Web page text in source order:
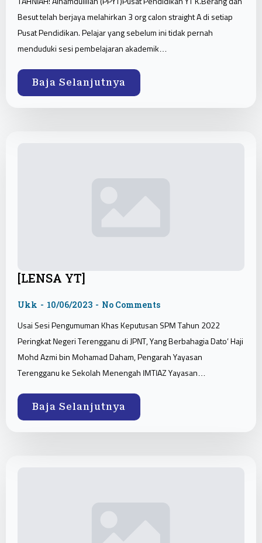
Besut telah berjaya melahirkan 3 org calon straight A di setiap
Pusat Pendidikan. Pelajar yang sebelum ini tidak pernah
menduduki sesi pembelajaran akademik…
Baja Selanjutnya
[LENSA YT]
Ukk 10/06/2023 No Comments
Usai Sesi Pengumuman Khas Keputusan SPM Tahun 2022
Peringkat Negeri Terengganu di JPNT, Yang Berbahagia Dato’ Haji
Mohd Azmi bin Mohamad Daham, Pengarah Yayasan
Terengganu ke Sekolah Menengah IMTIAZ Yayasan…
Baja Selanjutnya